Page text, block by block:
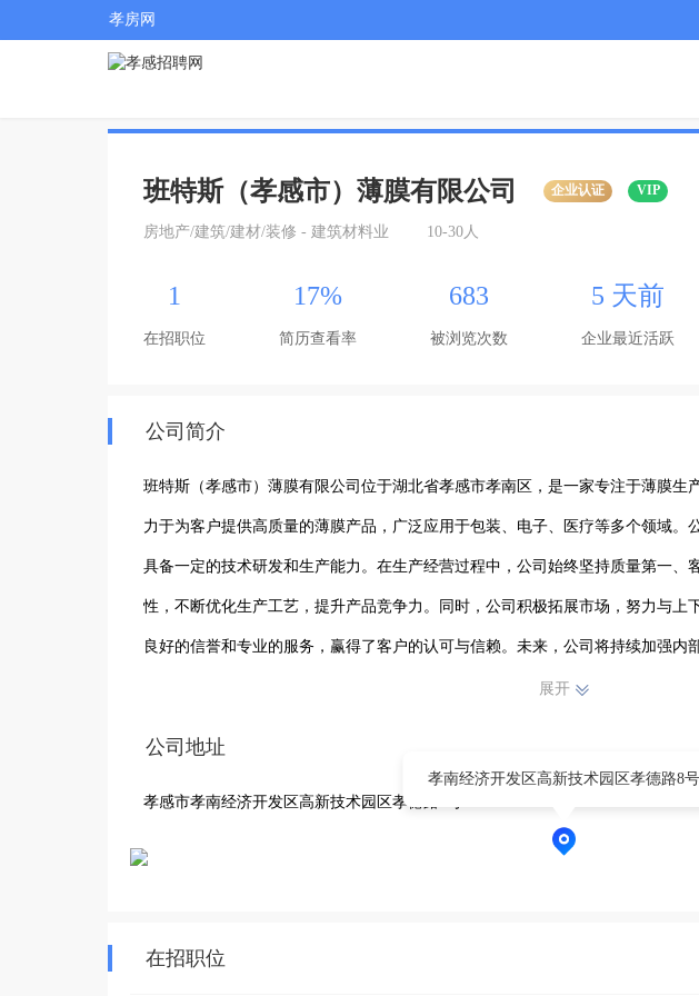
孝房网
班特斯（孝感市）薄膜有限公司 企业认证 VIP
房地产/建筑/建材/装修 - 建筑材料业 10-30人
1
在招职位
17%
简历查看率
683
被浏览次数
5 天前
企业最近活跃
公司简介
班特斯（孝感市）薄膜有限公司位于湖北省孝感市孝南区，是一家专注于薄膜生
力于为客户提供高质量的薄膜产品，广泛应用于包装、电子、医疗等多个领域。
具备一定的技术研发和生产能力。在生产经营过程中，公司始终坚持质量第一、
性，不断优化生产工艺，提升产品竞争力。同时，公司积极拓展市场，努力与上
良好的信誉和专业的服务，赢得了客户的认可与信赖。未来，公司将持续加强内
展开
公司地址
孝感市孝南经济开发区高新技术园区孝德路8号
孝南经济开发区高新技术园区孝德路8号
在招职位